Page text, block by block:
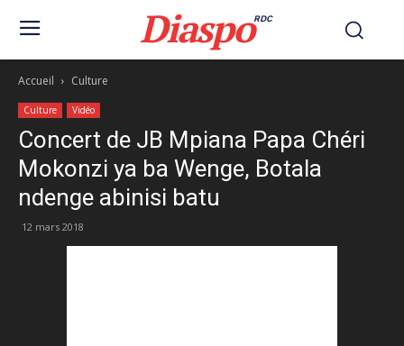
DiaspoRDC
Accueil Culture
Culture Vidéo
Concert de JB Mpiana Papa Chéri
Mokonzi ya ba Wenge, Botala
ndenge abinisi batu
12 mars 2018